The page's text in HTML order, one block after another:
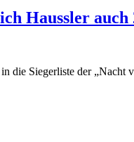
Haussler auch
die Siegerliste der „Nacht